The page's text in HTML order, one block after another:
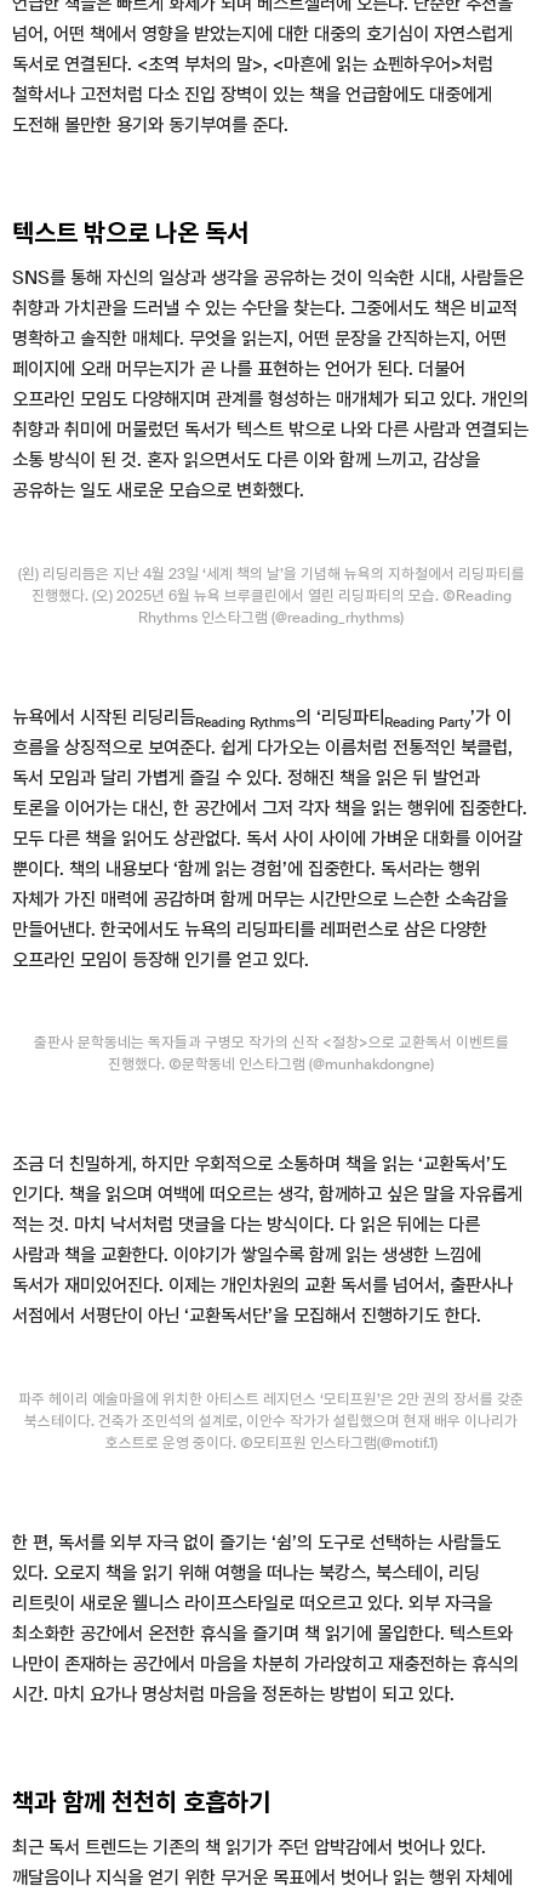
넘어, 어떤 책에서 영향을 받았는지에 대한 대중의 호기심이 자연스럽게
독서로 연결된다. <초역 부처의 말>, <마흔에 읽는 쇼펜하우어>처럼
철학서나 고전처럼 다소 진입 장벽이 있는 책을 언급함에도 대중에게
도전해 볼만한 용기와 동기부여를 준다.
텍스트 밖으로 나온 독서
SNS를 통해 자신의 일상과 생각을 공유하는 것이 익숙한 시대, 사람들은
취향과 가치관을 드러낼 수 있는 수단을 찾는다. 그중에서도 책은 비교적
명확하고 솔직한 매체다. 무엇을 읽는지, 어떤 문장을 간직하는지, 어떤
페이지에 오래 머무는지가 곧 나를 표현하는 언어가 된다. 더불어
오프라인 모임도 다양해지며 관계를 형성하는 매개체가 되고 있다. 개인의
취향과 취미에 머물렀던 독서가 텍스트 밖으로 나와 다른 사람과 연결되는
소통 방식이 된 것. 혼자 읽으면서도 다른 이와 함께 느끼고, 감상을
공유하는 일도 새로운 모습으로 변화했다.
(왼) 리딩리듬은 지난 4월 23일 ‘세계 책의 날’을 기념해 뉴욕의 지하철에서 리딩파티를
진행했다. (오) 2025년 6월 뉴욕 브루클린에서 열린 리딩파티의 모습. ⒸReading
Rhythms 인스타그램 (@reading_rhythms)
뉴욕에서 시작된 리딩리듬Reading Rythms의 ‘리딩파티Reading Party’가 이
흐름을 상징적으로 보여준다. 쉽게 다가오는 이름처럼 전통적인 북클럽,
독서 모임과 달리 가볍게 즐길 수 있다. 정해진 책을 읽은 뒤 발언과
토론을 이어가는 대신, 한 공간에서 그저 각자 책을 읽는 행위에 집중한다.
모두 다른 책을 읽어도 상관없다. 독서 사이 사이에 가벼운 대화를 이어갈
뿐이다. 책의 내용보다 ‘함께 읽는 경험’에 집중한다. 독서라는 행위
자체가 가진 매력에 공감하며 함께 머무는 시간만으로 느슨한 소속감을
만들어낸다. 한국에서도 뉴욕의 리딩파티를 레퍼런스로 삼은 다양한
오프라인 모임이 등장해 인기를 얻고 있다.
출판사 문학동네는 독자들과 구병모 작가의 신작 <절창>으로 교환독서 이벤트를
진행했다. Ⓒ문학동네 인스타그램 (@munhakdongne)
조금 더 친밀하게, 하지만 우회적으로 소통하며 책을 읽는 ‘교환독서’도
인기다. 책을 읽으며 여백에 떠오르는 생각, 함께하고 싶은 말을 자유롭게
적는 것. 마치 낙서처럼 댓글을 다는 방식이다. 다 읽은 뒤에는 다른
사람과 책을 교환한다. 이야기가 쌓일수록 함께 읽는 생생한 느낌에
독서가 재미있어진다. 이제는 개인차원의 교환 독서를 넘어서, 출판사나
서점에서 서평단이 아닌 ‘교환독서단’을 모집해서 진행하기도 한다.
파주 헤이리 예술마을에 위치한 아티스트 레지던스 ‘모티프원’은 2만 권의 장서를 갖춘
북스테이다. 건축가 조민석의 설계로, 이안수 작가가 설립했으며 현재 배우 이나리가
호스트로 운영 중이다. Ⓒ모티프원 인스타그램(@motif.1)
한 편, 독서를 외부 자극 없이 즐기는 ‘쉼’의 도구로 선택하는 사람들도
있다. 오로지 책을 읽기 위해 여행을 떠나는 북캉스, 북스테이, 리딩
리트릿이 새로운 웰니스 라이프스타일로 떠오르고 있다. 외부 자극을
최소화한 공간에서 온전한 휴식을 즐기며 책 읽기에 몰입한다. 텍스트와
나만이 존재하는 공간에서 마음을 차분히 가라앉히고 재충전하는 휴식의
시간. 마치 요가나 명상처럼 마음을 정돈하는 방법이 되고 있다.
책과 함께 천천히 호흡하기
최근 독서 트렌드는 기존의 책 읽기가 주던 압박감에서 벗어나 있다.
깨달음이나 지식을 얻기 위한 무거운 목표에서 벗어나 읽는 행위 자체에